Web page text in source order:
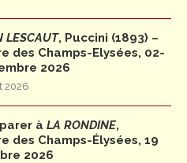
LESCAUT, Puccini (1893) –
des Champs-Elysées, 02-
2026
2026
à LA RONDINE,
des Champs-Élysées, 19
2026